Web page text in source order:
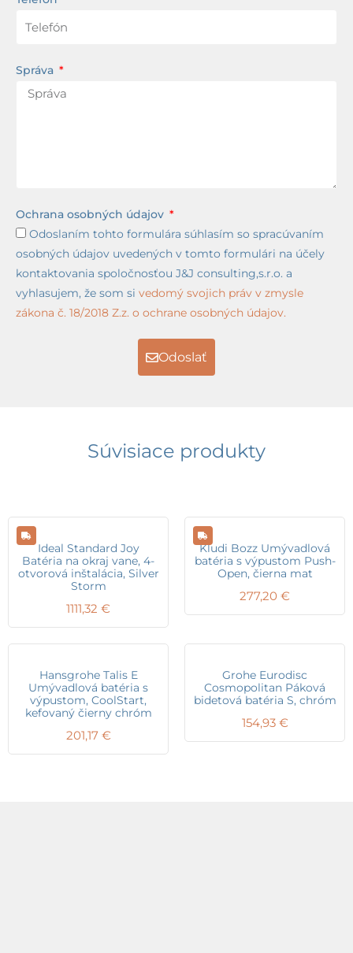
Správa
Ochrana osobných údajov
Odoslaním tohto formulára súhlasím so spracúvaním
osobných údajov uvedených v tomto formulári na účely
kontaktovania spoločnosťou J&J consulting,s.r.o. a
vyhlasujem, že som si vedomý svojich práv v zmysle
zákona č. 18/2018 Z.z. o ochrane osobných údajov.
Odoslať
Súvisiace produkty
Ideal Standard Joy
Batéria na okraj vane, 4-
otvorová inštalácia, Silver
Storm
1111,32 €
Kludi Bozz Umývadlová
batéria s výpustom Push-
Open, čierna mat
277,20 €
Hansgrohe Talis E
Umývadlová batéria s
výpustom, CoolStart,
kefovaný čierny chróm
201,17 €
Grohe Eurodisc
Cosmopolitan Páková
bidetová batéria S, chróm
154,93 €